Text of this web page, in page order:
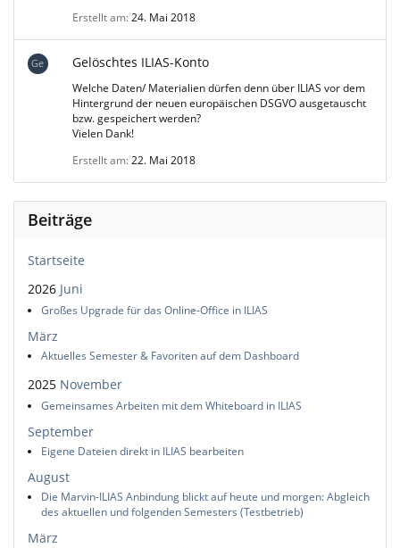
Erstellt am 24. Mai 2018
Ge Gelöschtes ILIAS-Konto
Welche Daten/ Materialien dürfen denn über ILIAS vor dem
Hintergrund der neuen europäischen DSGVO ausgetauscht
bzw. gespeichert werden?
Vielen Dank!
Erstellt am 22. Mai 2018
Beiträge
Startseite
2026 Juni
Großes Upgrade für das Online-Office in ILIAS
März
Aktuelles Semester & Favoriten auf dem Dashboard
2025 November
Gemeinsames Arbeiten mit dem Whiteboard in ILIAS
September
Eigene Dateien direkt in ILIAS bearbeiten
August
Die Marvin-ILIAS Anbindung blickt auf heute und morgen: Abgleich
des aktuellen und folgenden Semesters (Testbetrieb)
März